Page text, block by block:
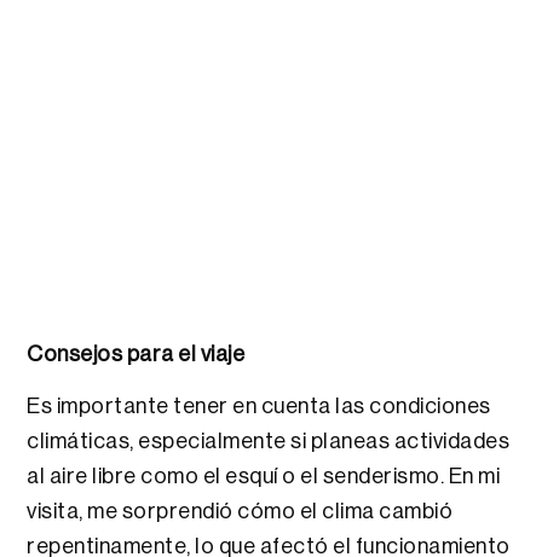
Consejos para el viaje
Es importante tener en cuenta las condiciones
climáticas, especialmente si planeas actividades
al aire libre como el esquí o el senderismo. En mi
visita, me sorprendió cómo el clima cambió
repentinamente, lo que afectó el funcionamiento